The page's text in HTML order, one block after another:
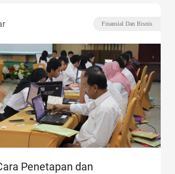
Finansial Dan Bisnis
Penetapan dan